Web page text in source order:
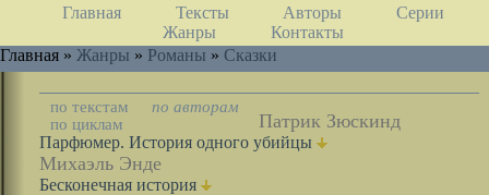
Главная Тексты Авторы
Серии
Жанры
Контакты
Главная » Жанры » Романы » Сказки
по текстам
по авторам
по циклам
Патрик Зюскинд
Парфюмер. История одного убийцы
Михаэль Энде
Бесконечная история